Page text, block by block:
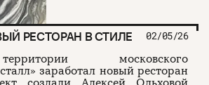
РЕСТОРАН В СТИЛЕ 02/05/26
московского
заработал новый ресторан